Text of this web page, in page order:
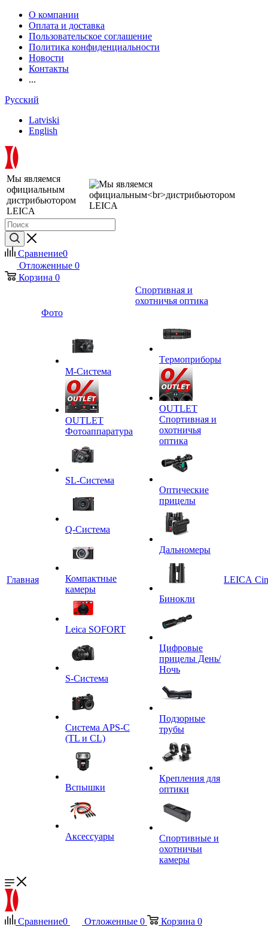
О компании
Оплата и доставка
Пользовательское соглашение
Политика конфиденциальности
Новости
Контакты
...
Русский
Latviski
English
Мы являемся
официальным
дистрибьютором
LEICA
Сравнение0
Отложенные 0
Корзина 0
Главная
Фото
M-Система
OUTLET
Фотоаппаратура
SL-Система
Q-Cистема
Компактные
камеры
Leica SOFORT
S-Система
Система APS-C
(TL и CL)
Вспышки
Аксессуары
Спортивная и
охотничья оптика
Tермоприборы
OUTLET
Спортивная и
охотничья
оптика
Оптические
прицелы
Дальномеры
Бинокли
Цифровые
прицелы День/
Ночь
Подзорные
трубы
Крепления для
оптики
Спортивные и
охотничьи
камеры
LEICA
Сравнение0 Отложенные 0 Корзина 0